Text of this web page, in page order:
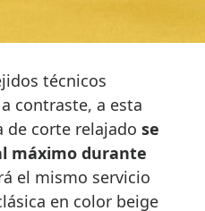
técnicos
contraste, a esta
de corte relajado se
máximo durante
el mismo servicio
en color beige